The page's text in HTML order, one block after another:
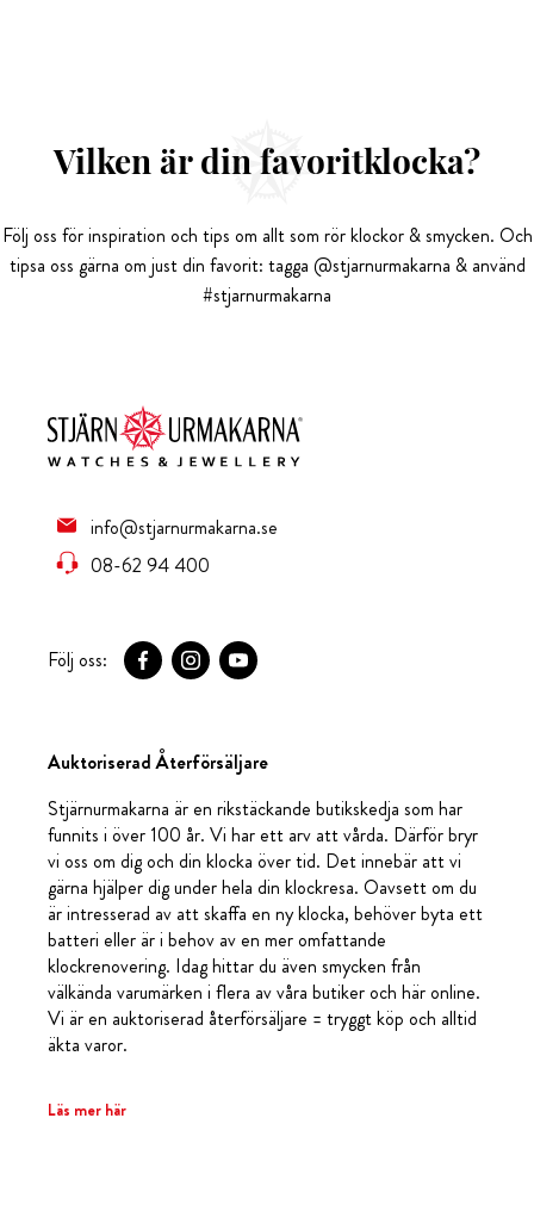
Vilken är din favoritklocka?
Följ oss för inspiration och tips om allt som rör klockor & smycken. Och
tipsa oss gärna om just din favorit: tagga @stjarnurmakarna & använd
#stjarnurmakarna
info@stjarnurmakarna.se
08-62 94 400
Följ oss:
Auktoriserad Återförsäljare
Stjärnurmakarna är en rikstäckande butikskedja som har
funnits i över 100 år. Vi har ett arv att vårda. Därför bryr
vi oss om dig och din klocka över tid. Det innebär att vi
gärna hjälper dig under hela din klockresa. Oavsett om du
är intresserad av att skaffa en ny klocka, behöver byta ett
batteri eller är i behov av en mer omfattande
klockrenovering. Idag hittar du även smycken från
välkända varumärken i flera av våra butiker och här online.
Vi är en auktoriserad återförsäljare = tryggt köp och alltid
äkta varor.
Läs mer här